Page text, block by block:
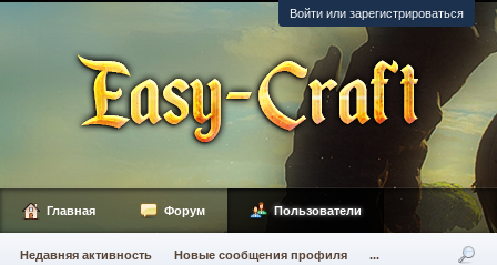
Войти или зарегистрироваться
Главная Форум Пользователи
Недавняя активность Новые сообщения профиля ...